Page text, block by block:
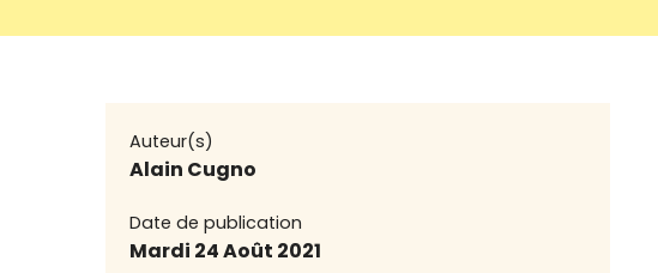
Auteur(s)
Alain Cugno
Date de publication
Mardi 24 Août 2021